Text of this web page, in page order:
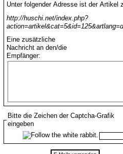
Unter folgender Adresse ist der Artikel
http://huschi.net/index.php?
Eine zusätzliche
Nachricht an den/die
Empfänger:
Bitte die Zeichen der Captcha-Grafik
eingeben